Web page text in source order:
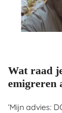
Wat raad
emigreren
‘Mijn advies: